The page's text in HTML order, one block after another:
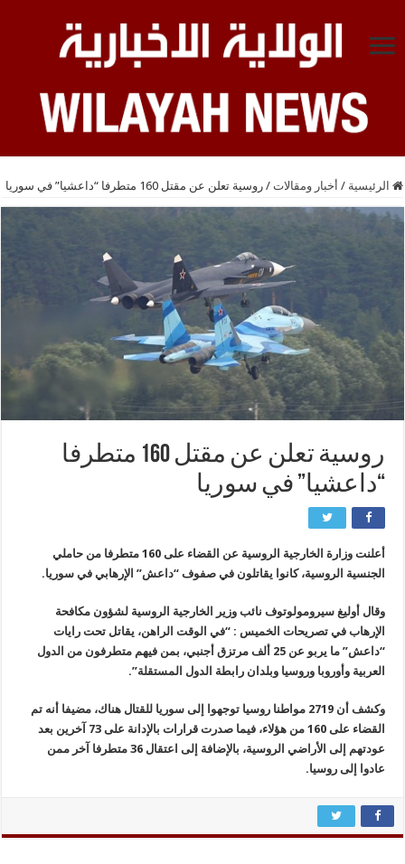
الرئيسية / أخبار ومقالات / روسية تعلن عن مقتل 160 متطرفا “داعشيا” في سوريا
روسية تعلن عن مقتل 160 متطرفا
“داعشيا” في سوريا
أعلنت وزارة الخارجية الروسية عن القضاء على 160 متطرفا من حاملي
الجنسية الروسية، كانوا يقاتلون في صفوف “داعش” الإرهابي في سوريا.
وقال أوليغ سيرومولوتوف نائب وزير الخارجية الروسية لشؤون مكافحة
الإرهاب في تصريحات الخميس : “في الوقت الراهن، يقاتل تحت رايات
“داعش” ما يربو عن 25 ألف مرتزق أجنبي، بمن فيهم متطرفون من الدول
العربية وأوروبا وروسيا وبلدان رابطة الدول المستقلة”.
وكشف أن 2719 مواطنا روسيا توجهوا إلى سوريا للقتال هناك، مضيفا أنه تم
القضاء على 160 من هؤلاء، فيما صدرت قرارات بالإدانة على 73 آخرين بعد
عودتهم إلى الأراضي الروسية، بالإضافة إلى اعتقال 36 متطرفا آخر ممن
عادوا إلى روسيا.